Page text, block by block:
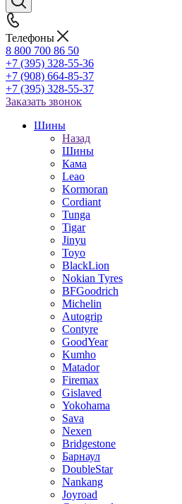
Телефоны
8 800 700 86 50
+7 (395) 328-55-36
+7 (908) 664-85-37
+7 (395) 328-55-37
Заказать звонок
Шины
Назад
Шины
Кама
Leao
Kormoran
Cordiant
Tunga
Tigar
Jinyu
Toyo
BlackLion
Nokian Tyres
BFGoodrich
Michelin
Autogrip
Contyre
GoodYear
Kumho
Matador
Firemax
Gislaved
Yokohama
Sava
Nexen
Bridgestone
Барнаул
DoubleStar
Nankang
Joyroad